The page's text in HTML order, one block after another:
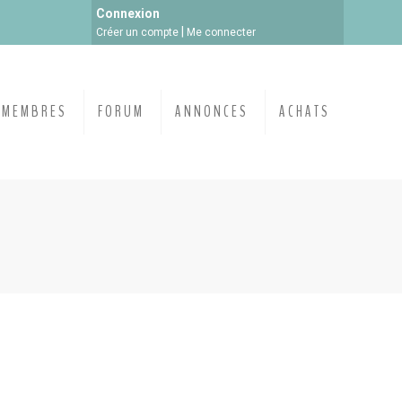
Connexion
Créer un compte Me connecter
MEMBRES FORUM ANNONCES ACHATS